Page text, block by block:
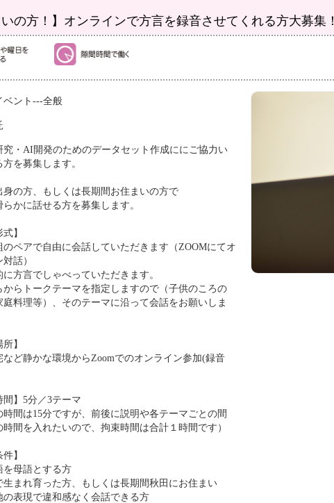
の方！】オンラインで方言を録音させてくれる方大募集！
ベント---全般
・AI開発のためのデータセット作成ににご協力い
を募集します。
身の方、もしくは長期間お住まいの方で
らかに話せる方を募集します。
式】
のペアで自由に会話していただきます（ZOOMにてオ
話）
方言でしゃべっていただきます。
からトークテーマを指定しますので（子供のころの
庭料理等）、そのテーマに沿って会話をお願いしま
所】
など静かな環境からZoomでのオンライン参加(録音
間】5分／3テーマ
時間は15分ですが、前後に説明や各テーマごとの間
時間を入れたいので、拘束時間は合計１時間です）
件】
を母語とする方
生まれ育った方、もしくは長期間秋田にお住まい
の表現で違和感なく会話できる方